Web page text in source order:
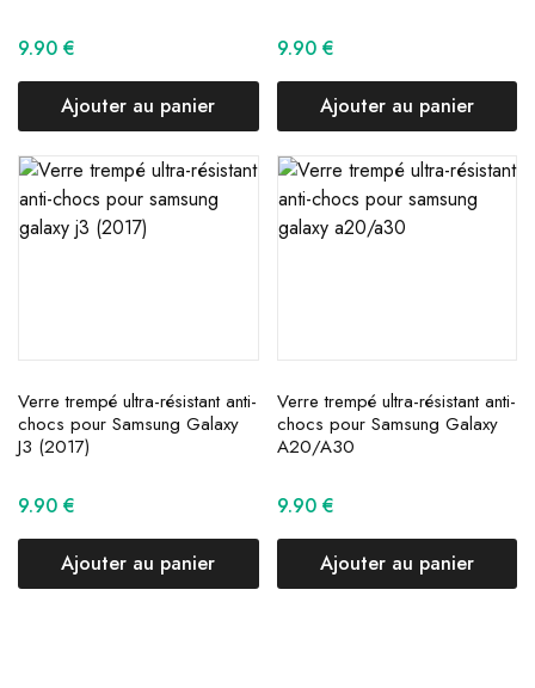
9.90 €
Ajouter au panier
9.90 €
Ajouter au panier
Verre trempé ultra-résistant anti-
chocs pour Samsung Galaxy
J3 (2017)
9.90 €
Ajouter au panier
Verre trempé ultra-résistant anti-
chocs pour Samsung Galaxy
A20/A30
9.90 €
Ajouter au panier